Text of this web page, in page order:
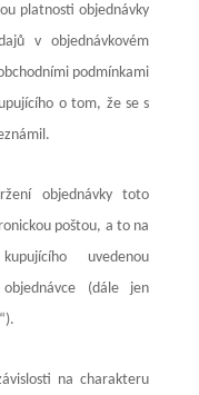
platnosti objednávky
v objednávkovém
podmínkami
o tom, že se s
objednávky toto
poštou, a to na
uvedenou
(dále jen
“).
na charakteru